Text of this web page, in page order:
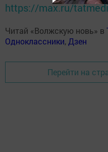
https://max.ru/
Читай «Волжскую новь» в
Одноклассники, Дзен
Перейти на